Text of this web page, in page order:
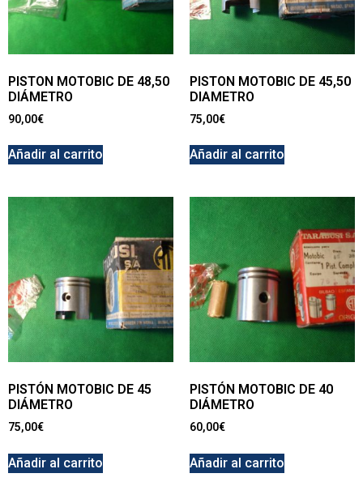
PISTON MOTOBIC DE 48,50
DIÁMETRO
90,00€
Añadir al carrito
PISTON MOTOBIC DE 45,50
DIAMETRO
75,00€
Añadir al carrito
PISTÓN MOTOBIC DE 45
DIÁMETRO
75,00€
Añadir al carrito
PISTÓN MOTOBIC DE 40
DIÁMETRO
60,00€
Añadir al carrito